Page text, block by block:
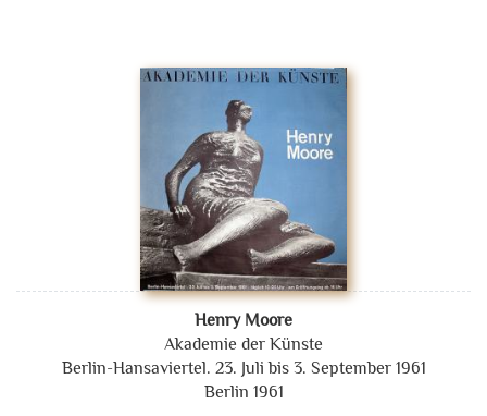
Henry Moore
Akademie der Künste
Berlin-Hansaviertel. 23. Juli bis 3. September 1961
Berlin 1961